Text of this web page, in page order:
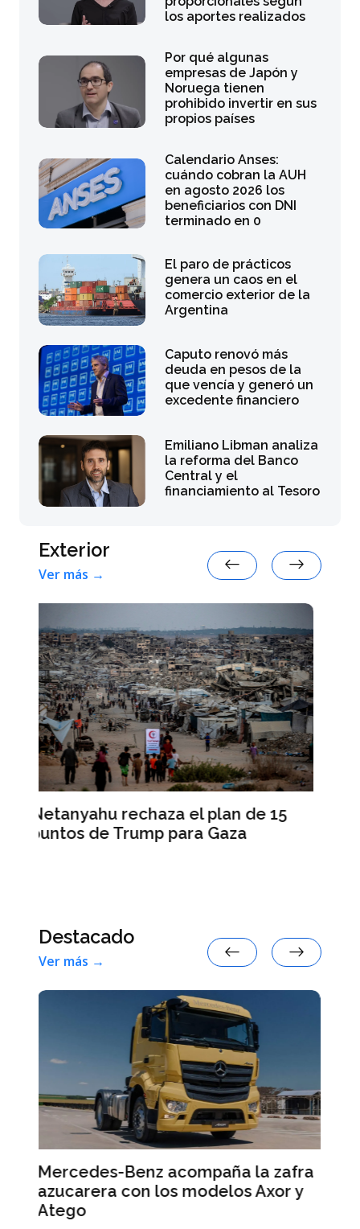
los aportes realizados
Por qué algunas
empresas de Japón y
Noruega tienen
prohibido invertir en sus
propios países
Calendario Anses:
cuándo cobran la AUH
en agosto 2026 los
beneficiarios con DNI
terminado en 0
El paro de prácticos
genera un caos en el
comercio exterior de la
Argentina
Caputo renovó más
deuda en pesos de la
que vencía y generó un
excedente financiero
Emiliano Libman analiza
la reforma del Banco
Central y el
financiamiento al Tesoro
Exterior
Ver más →
La rebelión de la Generación Z
sacude el sur del mundo
Destacado
Ver más →
zafra
Smart #2: la marca anticipa
detalles de su nuevo auto eléctrico